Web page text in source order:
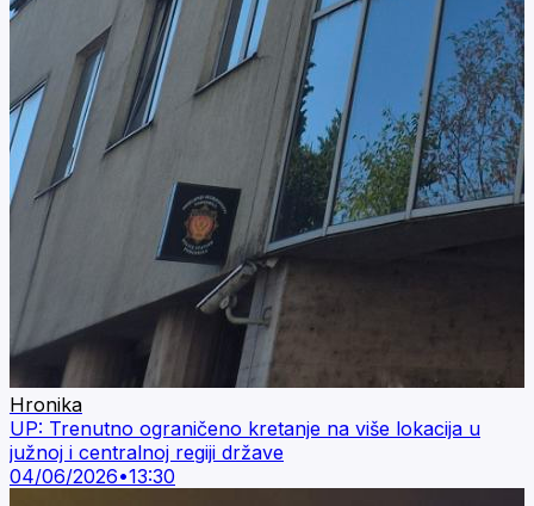
Hronika
UP: Trenutno ograničeno kretanje na više lokacija u
južnoj i centralnoj regiji države
04/06/2026•13:30